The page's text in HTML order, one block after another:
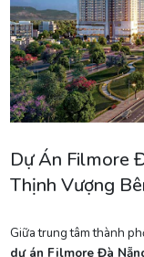
Dự Án Filmore
Thịnh Vượng
Giữa trung tâm thành
dự án Filmore Đà